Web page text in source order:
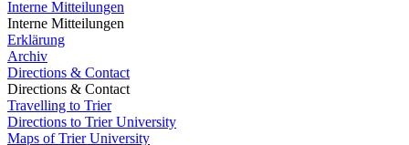
Interne Mitteilungen
Interne Mitteilungen
Erklärung
Archiv
Directions & Contact
Directions & Contact
Travelling to Trier
Directions to Trier University
Maps of Trier University